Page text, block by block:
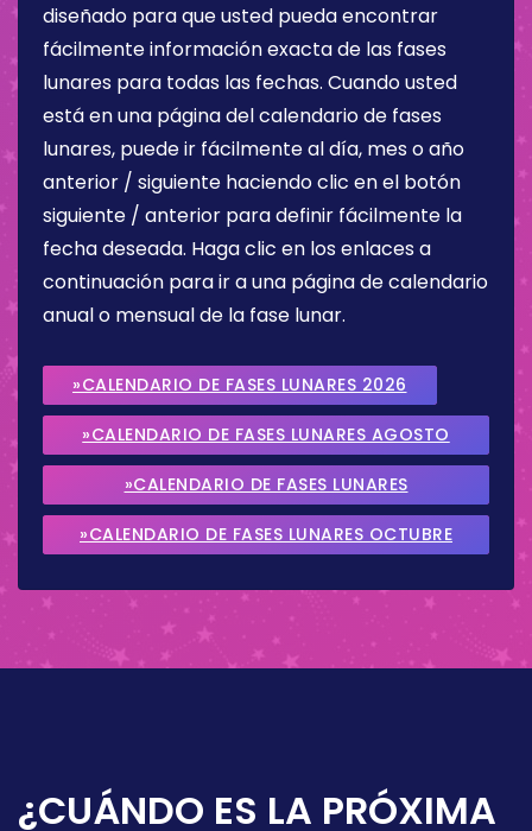
diseñado para que usted pueda encontrar
fácilmente información exacta de las fases
lunares para todas las fechas. Cuando usted
está en una página del calendario de fases
lunares, puede ir fácilmente al día, mes o año
anterior / siguiente haciendo clic en el botón
siguiente / anterior para definir fácilmente la
fecha deseada. Haga clic en los enlaces a
continuación para ir a una página de calendario
anual o mensual de la fase lunar.
»CALENDARIO DE FASES LUNARES 2026
»CALENDARIO DE FASES LUNARES AGOSTO
2026
»CALENDARIO DE FASES LUNARES
SEPTIEMBRE 2026
»CALENDARIO DE FASES LUNARES OCTUBRE
¿CUÁNDO ES LA PRÓXIMA